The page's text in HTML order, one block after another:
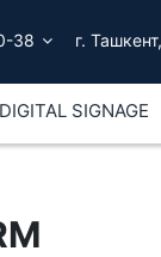
38 г.
DIGITAL SIGNAGE